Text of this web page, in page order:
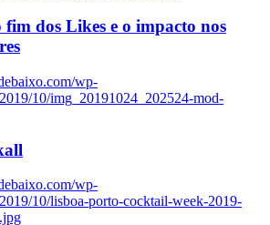
dos Likes e o impacto nos
wp-
10/img_20191024_202524-mod-
wp-
10/lisboa-porto-cocktail-week-2019-